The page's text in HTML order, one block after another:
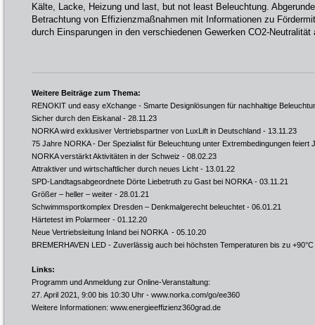
Kälte, Lacke, Heizung und last, but not least Beleuchtung.
Betrachtung von Effizienzmaßnahmen mit Informationen zu
durch Einsparungen in den verschiedenen Gewerken CO2-
Weitere Beiträge zum Thema:
RENOKIT und easy eXchange - Smarte Designlösungen für nachhaltige
Sicher durch den Eiskanal - 28.11.23
NORKA wird exklusiver Vertriebspartner von LuxLift in Deutschland - 13.11.23
75 Jahre NORKA - Der Spezialist für Beleuchtung unter Extrembedingungen feiert
NORKA verstärkt Aktivitäten in der Schweiz - 08.02.23
Attraktiver und wirtschaftlicher durch neues Licht - 13.01.22
SPD-Landtagsabgeordnete Dörte Liebetruth zu Gast bei NORKA - 03.11.21
Größer – heller – weiter - 28.01.21
Schwimmsportkomplex Dresden – Denkmalgerecht beleuchtet - 06.01.21
Härtetest im Polarmeer - 01.12.20
Neue Vertriebsleitung Inland bei NORKA - 05.10.20
BREMERHAVEN LED - Zuverlässig auch bei höchsten Temperaturen bis zu +90°C
Links:
Programm und Anmeldung zur Online-Veranstaltung:
27. April 2021, 9:00 bis 10:30 Uhr - www.norka.com/go/ee360
Weitere Informationen: www.energieeffizienz360grad.de